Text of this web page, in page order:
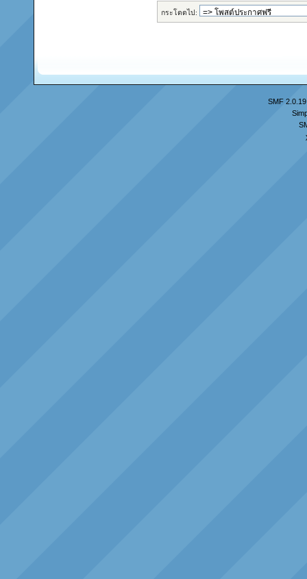
กระโดดไป:
SMF 2.0.19